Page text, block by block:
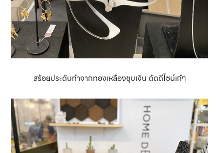
สร้อยประดับทำจากทองเหลืองชุบเงิน ดัดดีไซน์เก๋ๆ